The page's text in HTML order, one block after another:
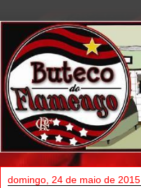
domingo, 24 de maio de 2015